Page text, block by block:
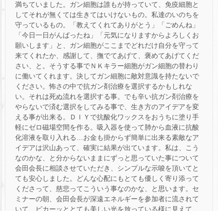
満ちていました。ガン細胞は誰もが持っていて、免疫細胞と
してそれが無くては生きてはいけないもの。私達のいのちを
守っているもの。「教えてくれてありがとう」「ごめんね」
「今日一日がんばったね」「元気になりますからよろしくお
願いします」と、ガン細胞がここまでどれだけ自分を守って
来てくれたか、感謝して、撫でてあげて、褒めてあげてくだ
さい、と。そうする事でＮＫキラー細胞がガン細胞の替わり
に働いてくれます。決してガン細胞に敵対意識を持たないで
ください。怖さの中で抗ガン剤治療を選択するかもしれな
い。それは死ぬ流れを選択する事。でも辛い抗ガン剤治療を
やらないで済む選択をしてみる事で、生き方のアイデアを変
える事が出来る。ＤＩＹで抗酸化ワックスをおうちに塗り手
軽にゼロ磁場空間を作る。吸入器を使って肺から血液に抗酸
化溶液を取り入れる…お金も掛からず簡単に出来る素敵なア
イデアは沢山あって、確実に結果が出ています。私は、こう
なのかな、と分からないままにずっと思っていた事について
会田会長に相談させていただき、シンプルな示唆を頂いてと
ても安心しました。どんな心配にもとても優しく寄り添って
くださって、慈悲ってこういう事なのかな、と思います。セ
ミナーの朝、会田会長が深遠エネルギーを参加者に流されて
いて、ピカーッととても美しい光を放っている様に見えて、